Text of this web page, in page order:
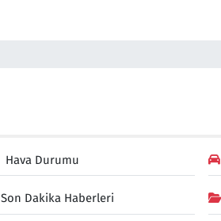
Hava Durumu
Son Dakika Haberleri